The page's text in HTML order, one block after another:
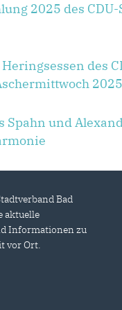
2025 des
des
2025
Spahn und
Bad
aktuelle
Informationen zu
vor Ort.